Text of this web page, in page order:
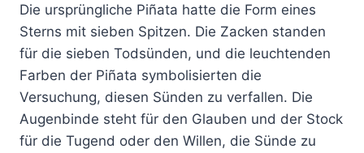
Die ursprüngliche Piñata hatte die Form eines
Sterns mit sieben Spitzen. Die Zacken standen
für die sieben Todsünden, und die leuchtenden
Farben der Piñata symbolisierten die
Versuchung, diesen Sünden zu verfallen. Die
Augenbinde steht für den Glauben und der Stock
für die Tugend oder den Willen, die Sünde zu